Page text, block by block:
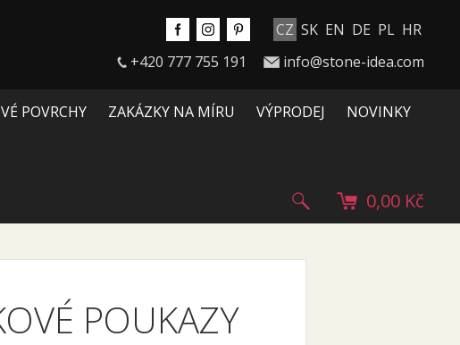
CZ SK EN DE PL HR
+420 777 755 191
info@stone-idea.com
POVRCHY ZAKÁZKY NA MÍRU VÝPRODEJ NOVINKY
0,00 Kč
POUKAZY